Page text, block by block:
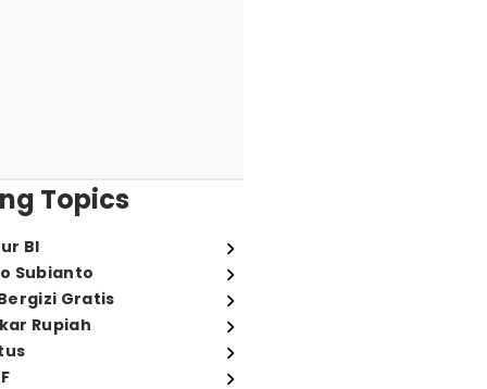
Topics
BI
Subianto
Gratis
Rupiah